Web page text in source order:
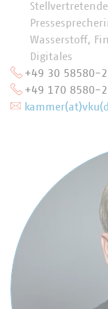
Wasserstoff,
Digitales
+49 30 58580-
+49 170 8580-